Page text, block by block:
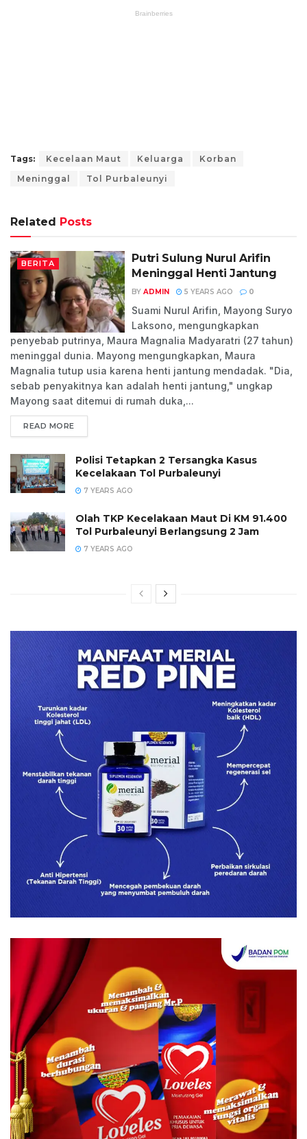
Tags: Kecelaan Maut Keluarga
Korban
Meninggal
Tol Purbaleunyi
Related Posts
BERITA
Putri Sulung Nurul Arifin
Meninggal Henti Jantung
BY ADMIN 5 YEARS AGO 0
Suami Nurul Arifin, Mayong Suryo
Laksono, mengungkapkan
penyebab putrinya, Maura Magnalia Madyaratri (27 tahun)
meninggal dunia. Mayong mengungkapkan, Maura
Magnalia tutup usia karena henti jantung mendadak. "Dia,
sebab penyakitnya kan adalah henti jantung," ungkap
Mayong saat ditemui di rumah duka,...
READ MORE
Polisi Tetapkan 2 Tersangka Kasus
Kecelakaan Tol Purbaleunyi
7 YEARS AGO
Olah TKP Kecelakaan Maut Di KM 91.400
Tol Purbaleunyi Berlangsung 2 Jam
7 YEARS AGO